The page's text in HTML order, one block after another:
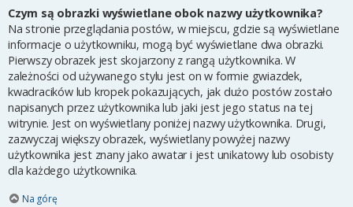
Czym są obrazki wyświetlane obok nazwy użytkownika?
Na stronie przeglądania postów, w miejscu, gdzie są wyświetlane
informacje o użytkowniku, mogą być wyświetlane dwa obrazki.
Pierwszy obrazek jest skojarzony z rangą użytkownika. W
zależności od używanego stylu jest on w formie gwiazdek,
kwadracików lub kropek pokazujących, jak dużo postów zostało
napisanych przez użytkownika lub jaki jest jego status na tej
witrynie. Jest on wyświetlany poniżej nazwy użytkownika. Drugi,
zazwyczaj większy obrazek, wyświetlany powyżej nazwy
użytkownika jest znany jako awatar i jest unikatowy lub osobisty
dla każdego użytkownika.
Na górę